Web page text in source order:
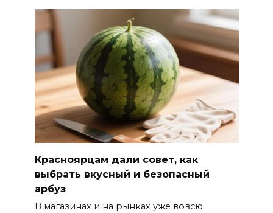
Красноярцам дали совет, как
выбрать вкусный и безопасный
арбуз
В магазинах и на рынках уже вовсю